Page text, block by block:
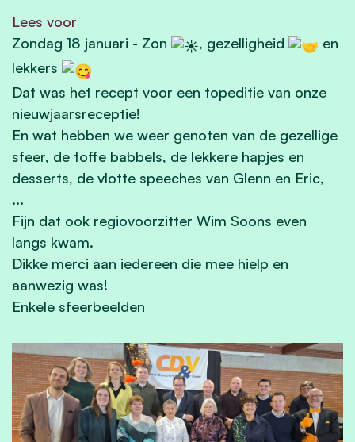
Lees voor
Zondag 18 januari - Zon
, gezelligheid
en
lekkers
Dat was het recept voor een topeditie van onze
nieuwjaarsreceptie!
En wat hebben we weer genoten van de gezellige
sfeer, de toffe babbels, de lekkere hapjes en
desserts, de vlotte speeches van Glenn en Eric,
...
Fijn dat ook regiovoorzitter Wim Soons even
langs kwam.
Dikke merci aan iedereen die mee hielp en
aanwezig was!
Enkele sfeerbeelden